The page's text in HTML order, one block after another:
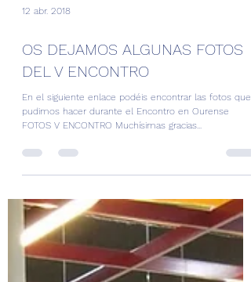
12 abr. 2018
OS DEJAMOS ALGUNAS FOTOS
DEL V ENCONTRO
En el siguiente enlace podéis encontrar las fotos que
FOTOS V ENCONTRO Muchísimas gracias...